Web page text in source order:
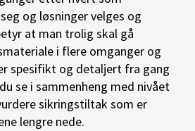
og løsninger velges og
at man trolig skal gå
i flere omganger og
spesifikt og detaljert fra gang
se i sammenheng med nivået
sikringstiltak som er
lengre nede.